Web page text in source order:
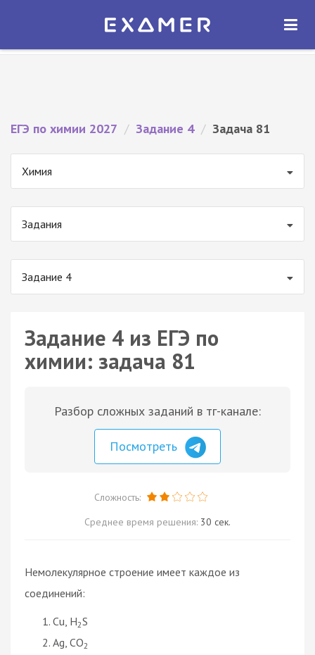
Экзамер — ЕГЭ 2027
ОТКРЫТЬ
ЕГЭ по химии 2027 / Задание 4 / Задача 81
Химия
Задания
Задание 4
Задание 4 из ЕГЭ по
химии: задача 81
Разбор сложных заданий в тг-канале:
Посмотреть
Сложность:
Среднее время решения: 30 сек.
Немолекулярное строение имеет каждое из
соединений:
Cu, H2S
Ag, CO2